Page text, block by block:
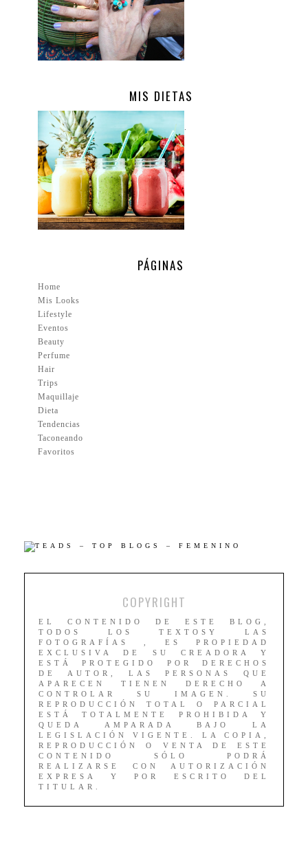
MIS DIETAS
PÁGINAS
Home
Mis Looks
Lifestyle
Eventos
Beauty
Perfume
Hair
Trips
Maquillaje
Dieta
Tendencias
Taconeando
Favoritos
COPYRIGHT
EL CONTENIDO DE ESTE BLOG,
TODOS LOS TEXTOSY LAS
FOTOGRAFÍAS , ES PROPIEDAD
EXCLUSIVA DE SU CREADORA Y
ESTÁ PROTEGIDO POR DERECHOS
DE AUTOR, LAS PERSONAS QUE
APARECEN TIENEN DERECHO A
CONTROLAR SU IMAGEN. SU
REPRODUCCIÓN TOTAL O PARCIAL
ESTÁ TOTALMENTE PROHIBIDA Y
QUEDA AMPARADA BAJO LA
LEGISLACIÓN VIGENTE. LA COPIA,
REPRODUCCIÓN O VENTA DE ESTE
CONTENIDO SÓLO PODRÁ
REALIZARSE CON AUTORIZACIÓN
EXPRESA Y POR ESCRITO DEL
TITULAR.